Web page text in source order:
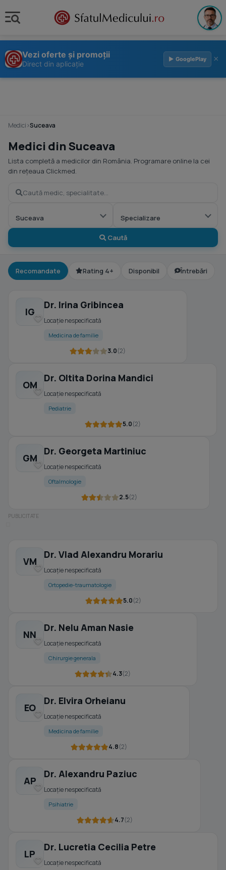
Vezi oferte și promoții
Direct din aplicație
▶ GooglePlay ×
Medici›Suceava
Medici din Suceava
Lista completă a medicilor din România. Programare online la cei
din rețeaua Clickmed.
Caută
Recomandate Rating 4+ Disponibil Întrebări
IG
Dr. Irina Gribincea
Locație nespecificată
Medicina de familie
3.0(2)
OM
Dr. Oltita Dorina Mandici
Locație nespecificată
Pediatrie
5.0(2)
GM
Dr. Georgeta Martiniuc
Locație nespecificată
Oftalmologie
2.5(2)
VM
Dr. Vlad Alexandru Morariu
Locație nespecificată
Ortopedie-traumatologie
5.0(2)
NN
Dr. Nelu Aman Nasie
Locație nespecificată
Chirurgie generala
4.3(2)
EO
Dr. Elvira Orheianu
Locație nespecificată
Medicina de familie
4.8(2)
AP
Dr. Alexandru Paziuc
Locație nespecificată
Psihiatrie
4.7(2)
LP
Dr. Lucretia Cecilia Petre
Locație nespecificată